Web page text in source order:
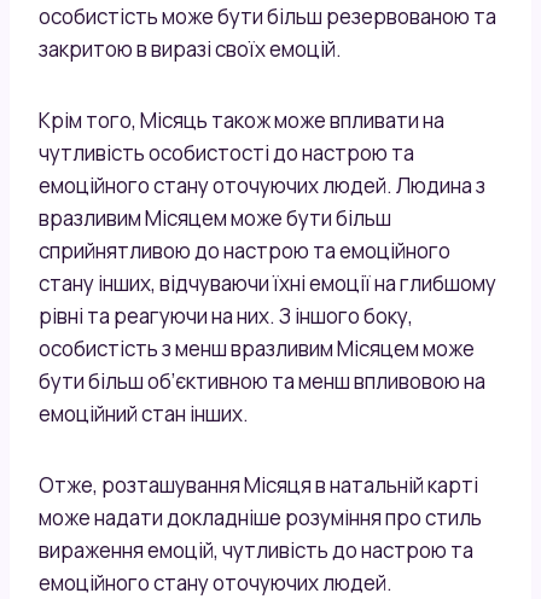
особистість може бути більш резервованою та
закритою в виразі своїх емоцій.
Крім того, Місяць також може впливати на
чутливість особистості до настрою та
емоційного стану оточуючих людей. Людина з
вразливим Місяцем може бути більш
сприйнятливою до настрою та емоційного
стану інших, відчуваючи їхні емоції на глибшому
рівні та реагуючи на них. З іншого боку,
особистість з менш вразливим Місяцем може
бути більш об’єктивною та менш впливовою на
емоційний стан інших.
Отже, розташування Місяця в натальній карті
може надати докладніше розуміння про стиль
вираження емоцій, чутливість до настрою та
емоційного стану оточуючих людей.